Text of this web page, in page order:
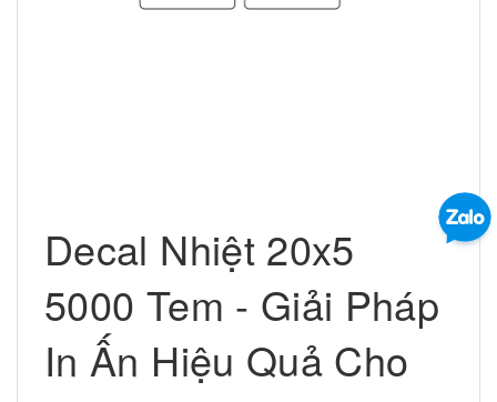
Decal Nhiệt 20x5
5000 Tem - Giải Pháp
In Ấn Hiệu Quả Cho